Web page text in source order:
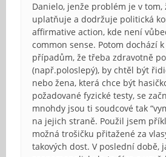
Danielo, jenže problém je v tom,
uplatňuje a dodržuje politická
affirmative action, kde není
common sense. Potom dochází
případům, že třeba zdravotně
(např.poloslepý), by chtěl být
nebo žena, která chce být
požadované fyzické testy, se
mnohdy jsou ti soudcové tak
na jejich straně. Použil jsem
možná trošičku přitažené za
takových dost. V poslední době,